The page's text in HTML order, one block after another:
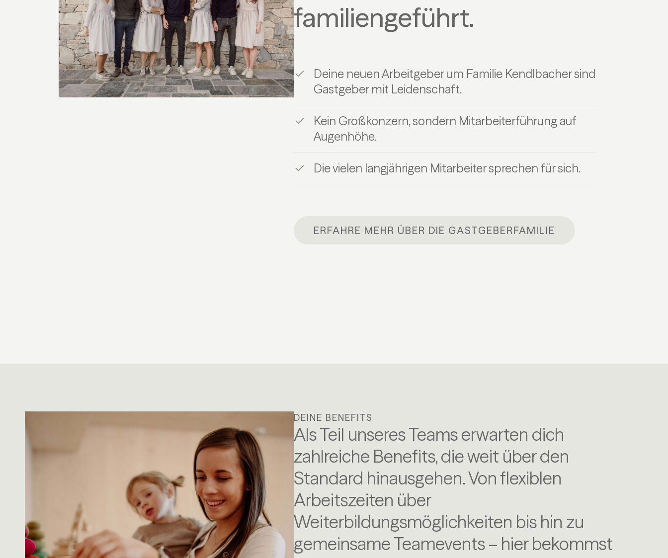
familiengeführt.
Deine neuen Arbeitgeber um Familie Kendlbacher sind
Gastgeber mit Leidenschaft.
Kein Großkonzern, sondern Mitarbeiterführung auf
Augenhöhe.
Die vielen langjährigen Mitarbeiter sprechen für sich.
ERFAHRE MEHR ÜBER DIE GASTGEBERFAMILIE
DEINE BENEFITS
Als Teil unseres Teams erwarten dich
zahlreiche Benefits, die weit über den
Standard hinausgehen. Von flexiblen
Arbeitszeiten über
Weiterbildungsmöglichkeiten bis hin zu
gemeinsame Teamevents – hier bekommst